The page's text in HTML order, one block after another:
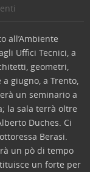
all’Ambiente
Uffici Tecnici, a
geometri,
giugno, a Trento,
un seminario a
la sala terrà oltre
Duches. Ci
Berasi.
un pò di tempo
un forte per